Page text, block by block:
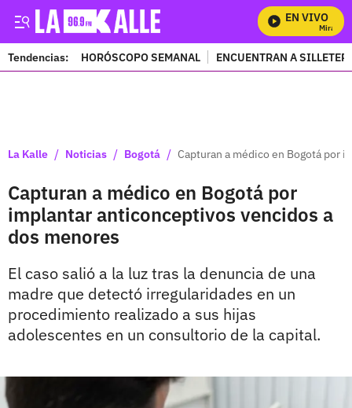
EN VIVO
Mira
Tendencias: HORÓSCOPO SEMANAL ENCUENTRAN A
La Kalle / Noticias / Bogotá / Capturan a médico en Bogotá por
Capturan a médico en Bogotá por
implantar anticonceptivos vencidos a
dos menores
El caso salió a la luz tras la denuncia de una
madre que detectó irregularidades en un
procedimiento realizado a sus hijas
adolescentes en un consultorio de la capital.